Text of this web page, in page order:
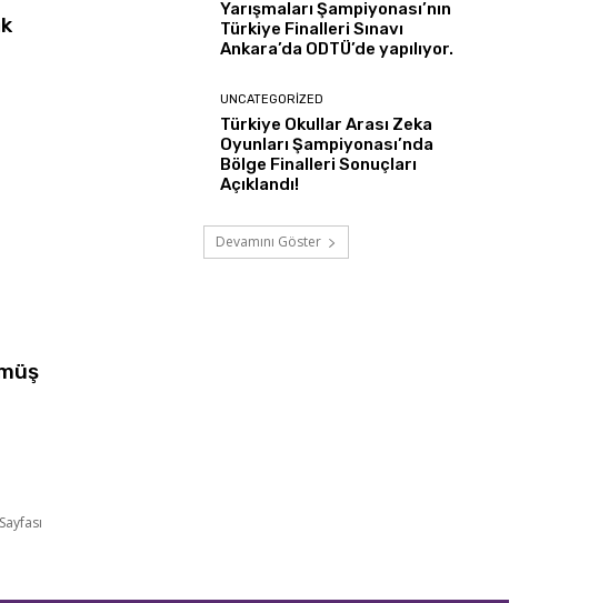
Yarışmaları Şampiyonası’nın
Türkiye Finalleri Sınavı
Ankara’da ODTÜ’de yapılıyor.
UNCATEGORIZED
Türkiye Okullar Arası Zeka
Oyunları Şampiyonası’nda
Bölge Finalleri Sonuçları
Açıklandı!
Devamını Göster